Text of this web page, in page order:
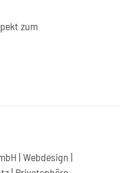
zum
| Webdesign |